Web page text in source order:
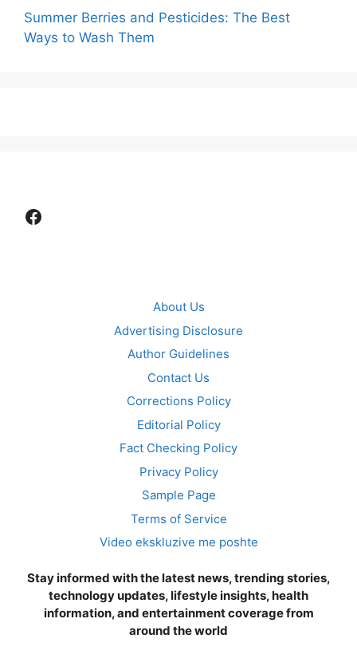
Summer Berries and Pesticides: The Best
Ways to Wash Them
Facebook
About Us
Advertising Disclosure
Author Guidelines
Contact Us
Corrections Policy
Editorial Policy
Fact Checking Policy
Privacy Policy
Sample Page
Terms of Service
Video ekskluzive me poshte
Stay informed with the latest news, trending stories,
technology updates, lifestyle insights, health
information, and entertainment coverage from
around the world